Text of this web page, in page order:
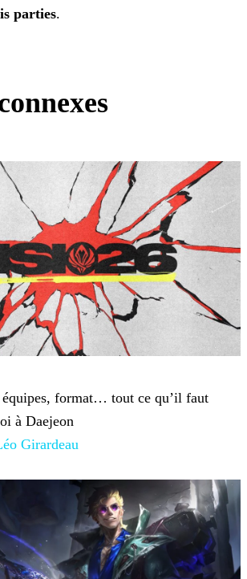
parties.
format… tout ce qu’il faut
à Daejeon
Girardeau